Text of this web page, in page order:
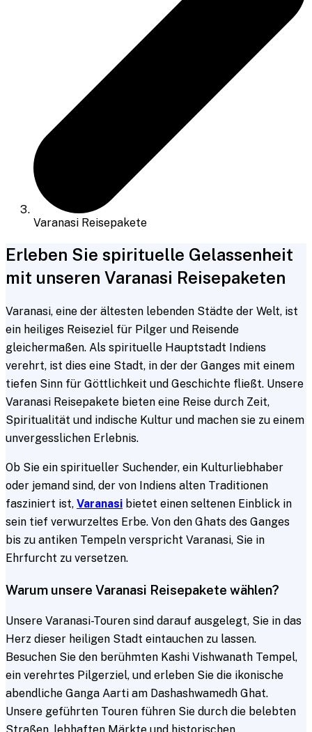
Varanasi Reisepakete
Erleben Sie spirituelle Gelassenheit
mit unseren Varanasi Reisepaketen
Varanasi, eine der ältesten lebenden Städte der Welt, ist
ein heiliges Reiseziel für Pilger und Reisende
gleichermaßen. Als spirituelle Hauptstadt Indiens
verehrt, ist dies eine Stadt, in der der Ganges mit einem
tiefen Sinn für Göttlichkeit und Geschichte fließt. Unsere
Varanasi Reisepakete bieten eine Reise durch Zeit,
Spiritualität und indische Kultur und machen sie zu einem
unvergesslichen Erlebnis.
Ob Sie ein spiritueller Suchender, ein Kulturliebhaber
oder jemand sind, der von Indiens alten Traditionen
fasziniert ist, Varanasi bietet einen seltenen Einblick in
sein tief verwurzeltes Erbe. Von den Ghats des Ganges
bis zu antiken Tempeln verspricht Varanasi, Sie in
Ehrfurcht zu versetzen.
Warum unsere Varanasi Reisepakete wählen?
Unsere Varanasi-Touren sind darauf ausgelegt, Sie in das
Herz dieser heiligen Stadt eintauchen zu lassen.
Besuchen Sie den berühmten Kashi Vishwanath Tempel,
ein verehrtes Pilgerziel, und erleben Sie die ikonische
abendliche Ganga Aarti am Dashashwamedh Ghat.
Unsere geführten Touren führen Sie durch die belebten